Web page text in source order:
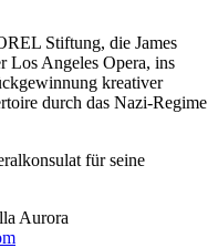
Stiftung, die James
Los Angeles Opera, ins
kreativer
durch das Nazi-Regime
für seine
Aurora